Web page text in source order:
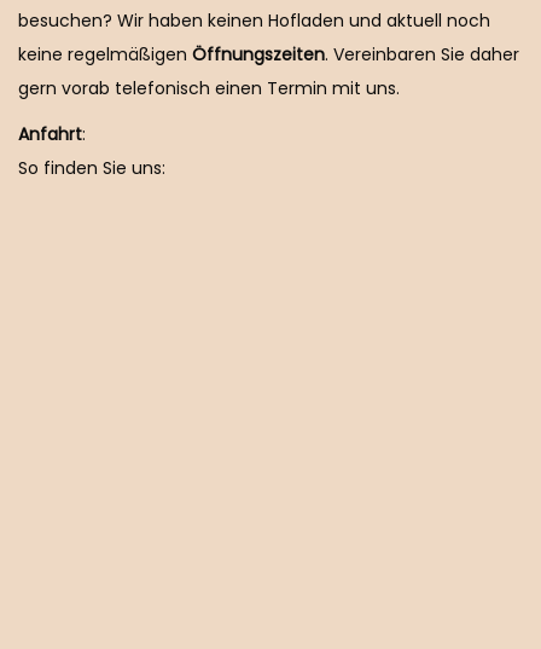
besuchen? Wir haben keinen Hofladen und aktuell noch
keine regelmäßigen Öffnungszeiten. Vereinbaren Sie daher
gern vorab telefonisch einen Termin mit uns.
Anfahrt:
So finden Sie uns: